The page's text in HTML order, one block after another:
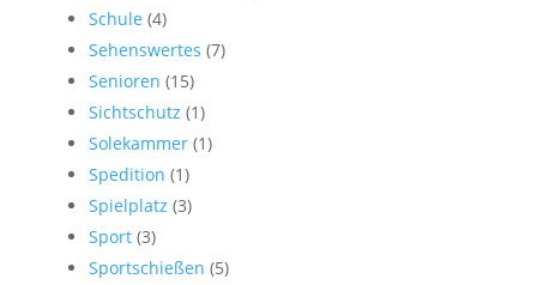
Schule (4)
Sehenswertes (7)
Senioren (15)
Sichtschutz (1)
Solekammer (1)
Spedition (1)
Spielplatz (3)
Sport (3)
Sportschießen (5)